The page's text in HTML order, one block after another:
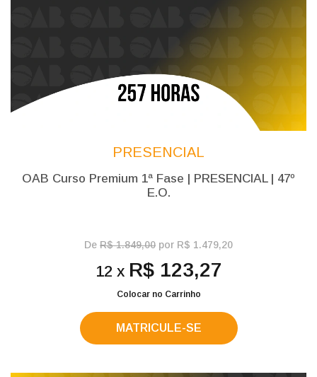
PRESENCIAL
OAB Curso Premium 1ª Fase | PRESENCIAL | 47º
E.O.
De R$ 1.849,00 por R$ 1.479,20
12 x R$ 123,27
Colocar no Carrinho
MATRICULE-SE